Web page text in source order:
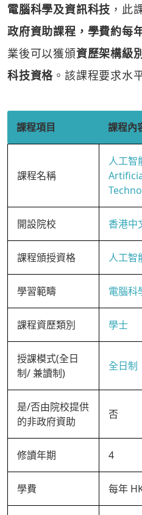
電腦科學及資訊科技 ，此
政府資助課程，學費約每
業後可以獲頒資歷架構級
科技資格 。該課程要求水
課程項目 課程內
課程名稱
人工智
開設院校 香港中
課程頒授資格 人工智
學習範疇 電腦科
課程資歷類別 學士
授課模式(全日
制/ 兼讀制)
全日制
是/否由院校提供
的非政府資助
否
修讀年期 4
學費 每年